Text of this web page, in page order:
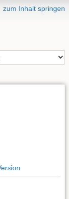
zum Inhalt springen